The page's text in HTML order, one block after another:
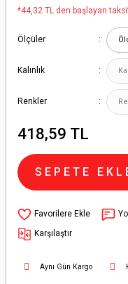
*44,32 TL den başlayan
Ölçüler
Kalınlık
Renkler
418,59 TL
SEPETE
Karşılaştır
Aynı Gün Kargo